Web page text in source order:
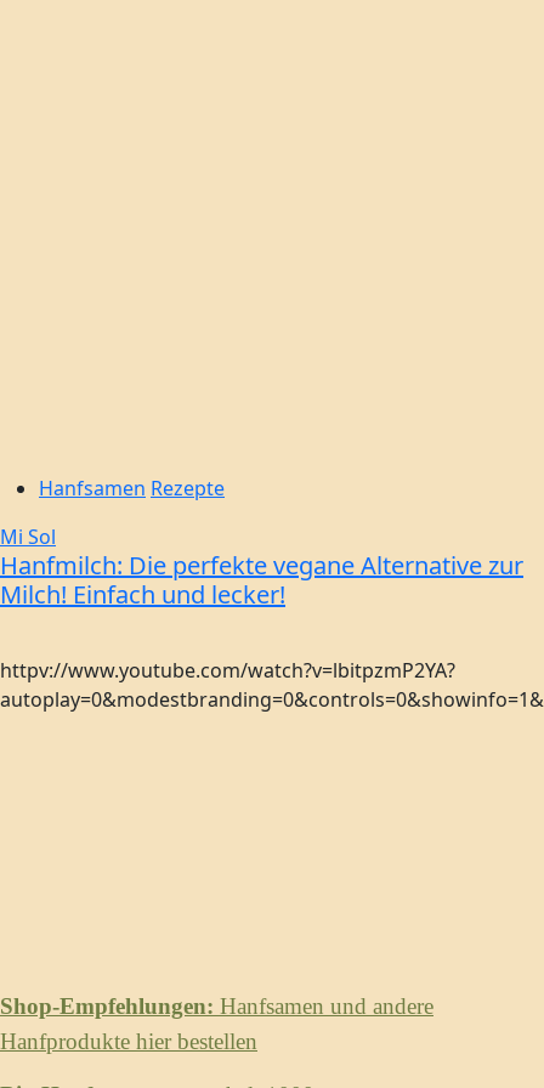
Hanfsamen Rezepte
Mi Sol
Hanfmilch: Die perfekte vegane Alternative zur
Milch! Einfach und lecker!
httpv://www.youtube.com/watch?v=lbitpzmP2YA?
Shop-Empfehlungen: Hanfsamen und andere
Hanfprodukte hier bestellen